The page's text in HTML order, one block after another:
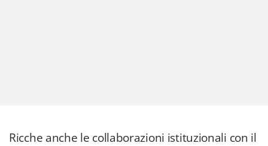
Ricche anche le collaborazioni istituzionali con il